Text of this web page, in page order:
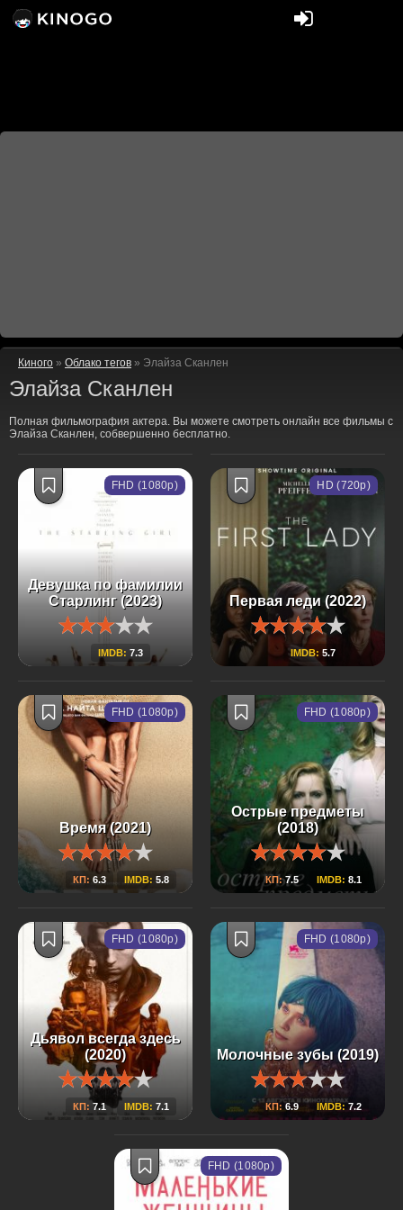
Киного » Облако тегов » Элайза Сканлен
Элайза Сканлен
Полная фильмография актера. Вы можете смотреть онлайн все фильмы с
Элайза Сканлен, собвершенно бесплатно.
Девушка по фамилии
Старлинг (2023)
IMDB: 7.3
FHD (1080p)
Первая леди (2022)
IMDB: 5.7
HD (720p)
Время (2021)
КП: 6.3 IMDB: 5.8
FHD (1080p)
Острые предметы
(2018)
КП:7.5 IMDB: 8.1
FHD (1080p)
Дьявол всегда здесь
(2020)
КП: 7.1 IMDB: 7.1
FHD (1080p)
Молочные зубы (2019)
КП:6.9 IMDB: 7.2
FHD (1080p)
FHD (1080p)